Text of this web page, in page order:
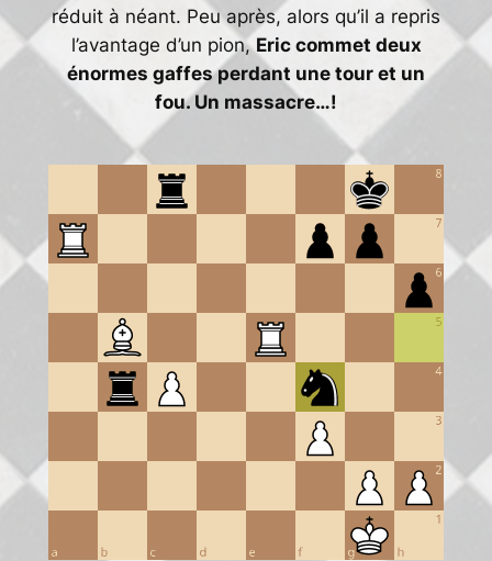
réduit à néant. Peu après, alors qu’il a repris
l’avantage d’un pion, Eric commet deux
énormes gaffes perdant une tour et un
fou. Un massacre…!